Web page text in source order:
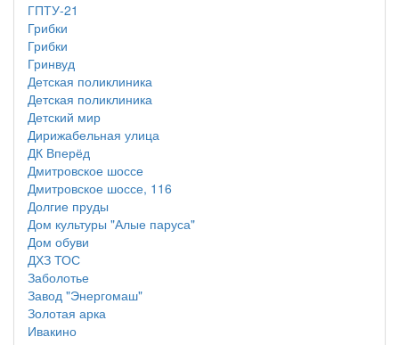
ГПТУ-21
Грибки
Грибки
Гринвуд
Детская поликлиника
Детская поликлиника
Детский мир
Дирижабельная улица
ДК Вперёд
Дмитровское шоссе
Дмитровское шоссе, 116
Долгие пруды
Дом культуры "Алые паруса"
Дом обуви
ДХЗ ТОС
Заболотье
Завод "Энергомаш"
Золотая арка
Ивакино